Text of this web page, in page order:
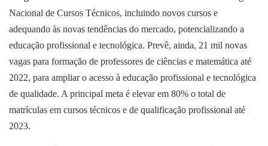
Nacional de Cursos Técnicos, incluindo novos cursos e
adequando às novas tendências do mercado, potencializando a
educação profissional e tecnológica. Prevê, ainda, 21 mil novas
vagas para formação de professores de ciências e matemática até
2022, para ampliar o acesso à educação profissional e tecnológica
de qualidade. A principal meta é elevar em 80% o total de
matrículas em cursos técnicos e de qualificação profissional até
2023.